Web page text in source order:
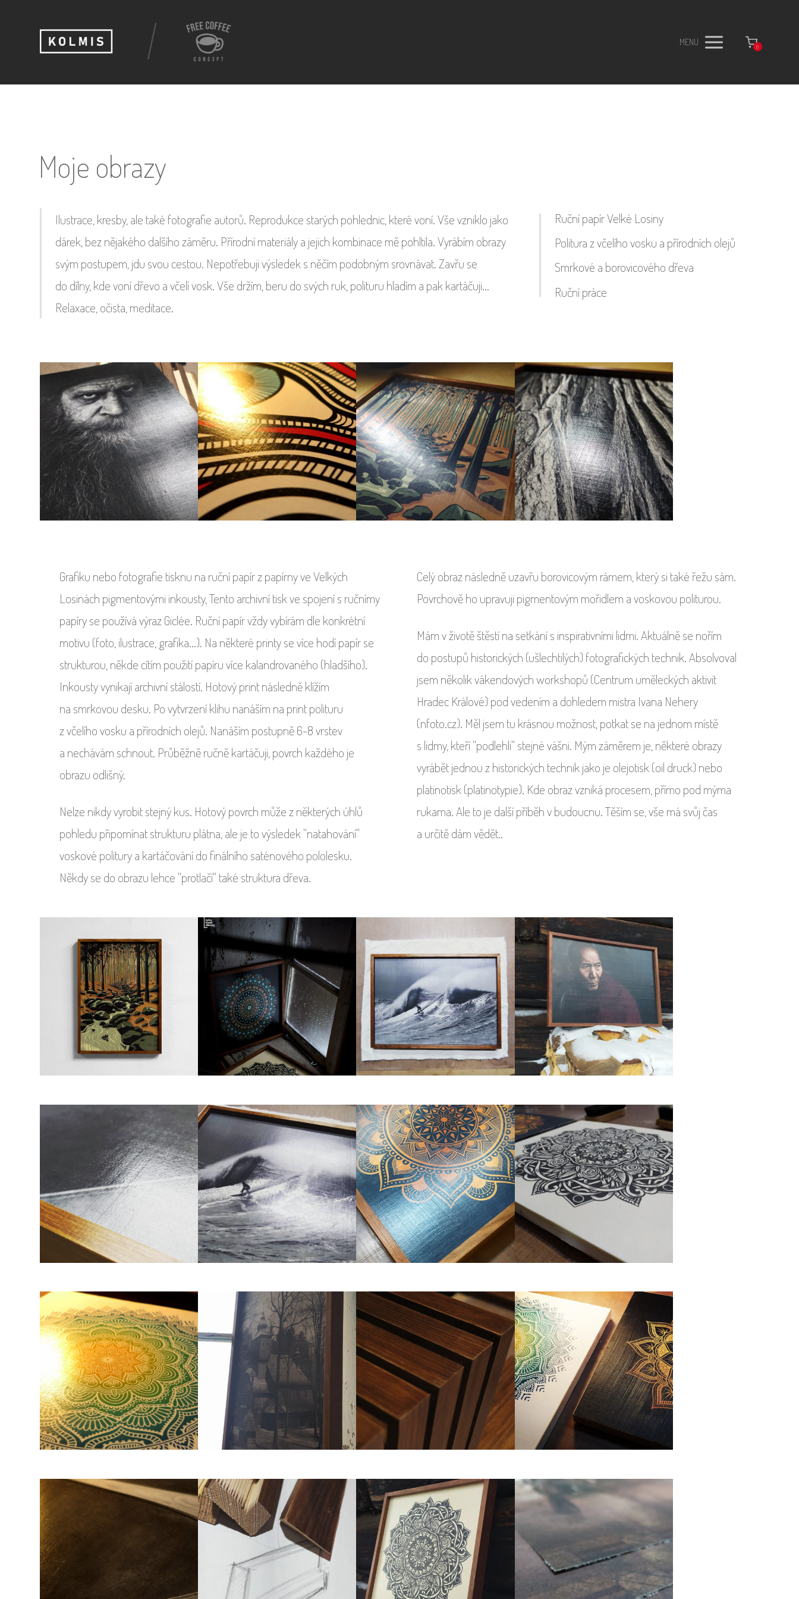
MENU 0
Moje obrazy
Ilustrace, kresby, ale také fotografie autorů. Reprodukce starých pohlednic, které voní. Vše vzniklo jako
dárek, bez nějakého dalšího záměru. Přírodní materiály a jejich kombinace mě pohltila. Vyrábím obrazy
svým postupem, jdu svou cestou. Nepotřebuji výsledek s něčím podobným srovnávat. Zavřu se
do dílny, kde voní dřevo a včelí vosk. Vše držím, beru do svých ruk, polituru hladím a pak kartáčuji...
Relaxace, očista, meditace.
Ruční papír Velké Losiny
Politura z včelího vosku a přírodních olejů
Smrkové a borovicového dřeva
Ruční práce
Grafiku nebo fotografie tisknu na ruční papír z papírny ve Velkých
Losinách pigmentovými inkousty, Tento archivní tisk ve spojení s ručnímy
papíry se používá výraz Giclée. Ruční papír vždy vybírám dle konkrétní
motivu (foto, ilustrace, grafika...). Na některé printy se více hodí papír se
strukturou, někde cítím použití papíru více kalandrovaného (hladšího).
Inkousty vynikají archivní stálostí. Hotový print následně klížím
na smrkovou desku. Po vytvrzení klihu nanáším na print polituru
z včelího vosku a přírodních olejů. Nanáším postupně 6-8 vrstev
a nechávám schnout. Průběžně ručně kartáčuji, povrch každého je
obrazu odlišný.
Nelze nikdy vyrobit stejný kus. Hotový povrch může z některých úhlů
pohledu připomínat strukturu plátna, ale je to výsledek "natahování"
voskové politury a kartáčování do finálního saténového pololesku.
Někdy se do obrazu lehce "protlačí" také struktura dřeva.
Celý obraz následně uzavřu borovicovým rámem, který si také řežu sám.
Povrchově ho upravuji pigmentovým mořidlem a voskovou politurou.
Mám v životě štěstí na setkání s inspirativními lidmi. Aktuálně se nořím
do postupů historických (ušlechtilých) fotografických technik. Absolvoval
jsem několik vákendových workshopů (Centrum uměleckých aktivit
Hradec Králové) pod vedením a dohledem mistra Ivana Nehery
(nfoto.cz). Měl jsem tu krásnou možnost, potkat se na jednom místě
s lidmy, kteří "podlehli" stejné vášni. Mým záměrem je, některé obrazy
vyrábět jednou z historických technik jako je olejotisk (oil druck) nebo
platinotisk (platinotypie). Kde obraz vzniká procesem, přímo pod mýma
rukama. Ale to je další příběh v budoucnu. Těším se, vše má svůj čas
a určitě dám vědět..